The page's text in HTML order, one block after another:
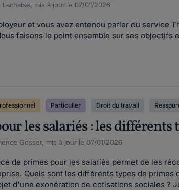
Lachaise, mis à jour le 07/01/2026
et vous avez entendu parler du service
faisons le point ensemble sur ses objectifs
Particulier Droit du travail
les salariés : les
Gosset, mis à jour le 07/01/2026
de primes pour les salariés permet de les
Quels sont les différents types de primes
d'une exonération de cotisations sociales ?